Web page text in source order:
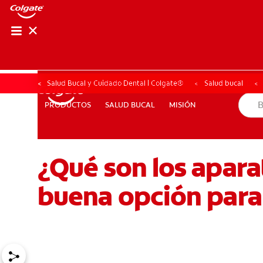
PRODUCTOS SALUD BUCAL MISIÓN
PROMOCIONES HN (ES) SUSCRÍBASE
PRODUCTOS SALUD BUCAL MISIÓN
CHEQUEO DE
Salud Bucal y Cuidado Dental | Colgate® Salud bucal
¿Qué son los
buena opción